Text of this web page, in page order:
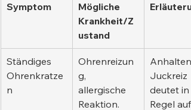
Symptom
Mögliche
Krankheit/Z
ustand
Ständiges
Ohrenkratze
n
Ohrenreizun
g,
allergische
Reaktion.
Juckreiz
deutet in
Regel auf